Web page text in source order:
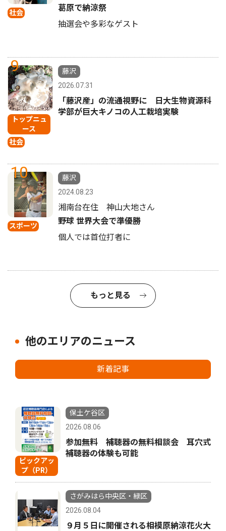
社会
葛原で納涼祭
抽選会や多彩なゲスト
9
トップニュ
ース
社会
藤沢
2026.07.31
「藤沢産」の流通視野に 日大生物資源科
学部が巨大キノコの人工栽培実験
10
スポーツ
藤沢
2024.08.23
湘南台在住 神山大地さん
野球 世界大会で準優勝
個人では首位打者に
もっと見る
他のエリアのニュース
新着記事
ピックアッ
プ（PR）
保土ケ谷区
2026.08.06
参加無料 補聴器の無料相談会 耳穴式
補聴器の体験も可能
さがみはら中央区・緑区
2026.08.04
９月５日に開催される相模原納涼花火大